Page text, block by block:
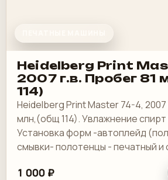
Heidelberg Print
2007 г.в. Пробег 81
114)
Heidelberg Print Master 74-4, 2007
млн,(общ 114). Увлажнение спирт
Установка форм -автоплейд
смывки- полотенцы - печатный и
выносной пульт ClassicCenter -
1 000 ₽